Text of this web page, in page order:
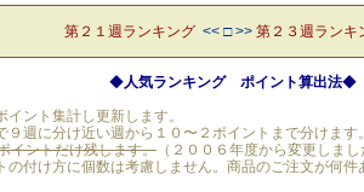
第２１週ランキング << □ >> 第２３週ランキ
◆人気ランキング ポイント算出法◆
イント集計し更新します。
９週に分け近い週から１０〜２ポイントまで分けま
イントだけ残します。 （２００６年度から変更しまし
の付け方に個数は考慮しません。商品のご注文が何件